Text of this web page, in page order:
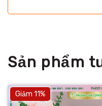
Sản phẩm
Giảm 11%